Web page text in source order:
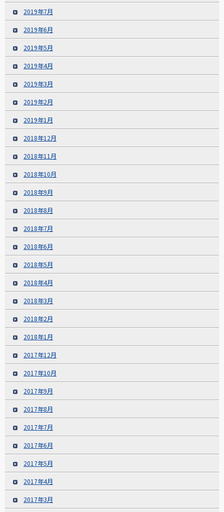
2019年7月
2019年6月
2019年5月
2019年4月
2019年3月
2019年2月
2019年1月
2018年12月
2018年11月
2018年10月
2018年9月
2018年8月
2018年7月
2018年6月
2018年5月
2018年4月
2018年3月
2018年2月
2018年1月
2017年12月
2017年10月
2017年9月
2017年8月
2017年7月
2017年6月
2017年5月
2017年4月
2017年3月